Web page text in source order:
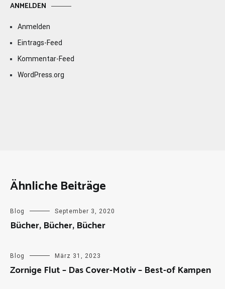
ANMELDEN
Anmelden
Eintrags-Feed
Kommentar-Feed
WordPress.org
Ähnliche Beiträge
Blog September 3, 2020
Bücher, Bücher, Bücher
Blog März 31, 2023
Zornige Flut – Das Cover-Motiv – Best-of Kampen